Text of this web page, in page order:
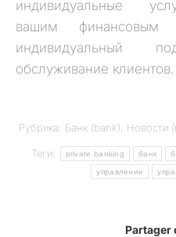
индивидуальные
вашим финансовым
индивидуальный
обслуживание клиентов.
Рубрика: Банк (bank) Новости
Теги: private banking банк
управление
Partager